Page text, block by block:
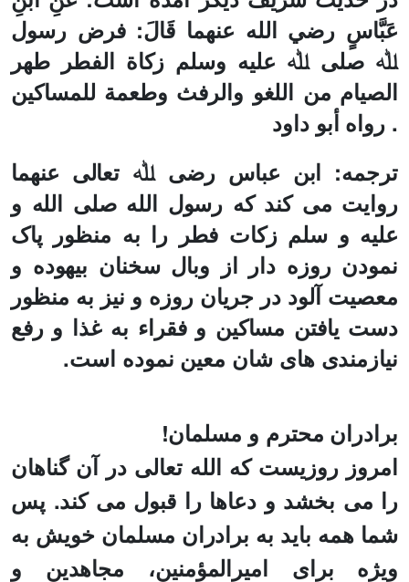
عَبَّاسٍ رضي الله عنهما قَالَ: فرض رسول
ﷲ صلى ﷲ عليه وسلم زكاة الفطر طهر
الصيام من اللغو والرفث وطعمة للمساكين
. رواه أبو داود
ترجمه: ابن عباس رضی ﷲ تعالی عنهما
روایت می کند که رسول الله صلی الله و
علیه و سلم زکات فطر را به منظور پاک
نمودن روزه دار از وبال سخنان بیهوده و
معصیت آلود در جریان روزه و نیز به منظور
دست یافتن مساکین و فقراء به غذا و رفع
نیازمندی های شان معین نموده است.
برادران محترم و مسلمان!
امروز روزیست که الله تعالی در آن گناهان
را می بخشد و دعاها را قبول می کند. پس
شما همه باید به برادران مسلمان خویش به
ویژه برای امیرالمؤمنین، مجاهدین و